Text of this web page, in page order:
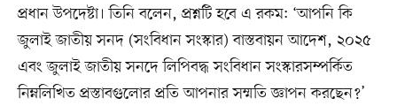
প্রধান উপদেষ্টা। তিনি বলেন, প্রশ্নটি হবে এ রকম: ‘আপনি কি
জুলাই জাতীয় সনদ (সংবিধান সংস্কার) বাস্তবায়ন আদেশ, ২০২৫
এবং জুলাই জাতীয় সনদে লিপিবদ্ধ সংবিধান সংস্কারসম্পর্কিত
নিম্নলিখিত প্রস্তাবগুলোর প্রতি আপনার সম্মতি জ্ঞাপন করছেন?’